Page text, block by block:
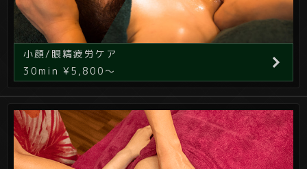
小顔/眼精疲労ケア
30min ¥5,800～